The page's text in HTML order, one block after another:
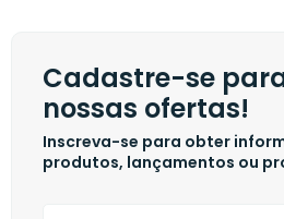
Cadastre-se
nossas ofertas!
Inscreva-se para obter
produtos, lançamentos ou